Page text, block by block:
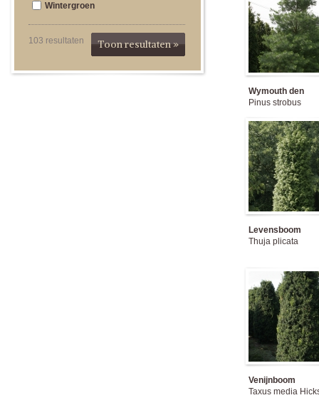
Wintergroen
103 resultaten Toon resultaten »
Wymouth den
Pinus strobus
Levensboom
Thuja plicata
Venijnboom
Taxus media